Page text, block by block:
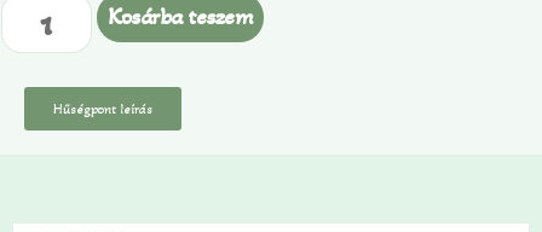
Kosárba teszem
Hűségpont leírás